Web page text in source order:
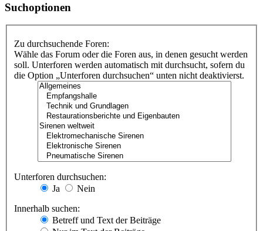
Suchoptionen
Zu durchsuchende Foren:
Wähle das Forum oder die Foren aus, in denen gesucht werden
soll. Unterforen werden automatisch mit durchsucht, sofern du
die Option „Unterforen durchsuchen“ unten nicht deaktivierst.
Unterforen durchsuchen:
Ja
Nein
Innerhalb suchen:
Betreff und Text der Beiträge